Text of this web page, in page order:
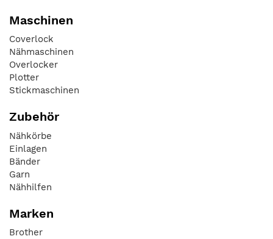
Maschinen
Coverlock
Nähmaschinen
Overlocker
Plotter
Stickmaschinen
Zubehör
Nähkörbe
Einlagen
Bänder
Garn
Nähhilfen
Marken
Brother